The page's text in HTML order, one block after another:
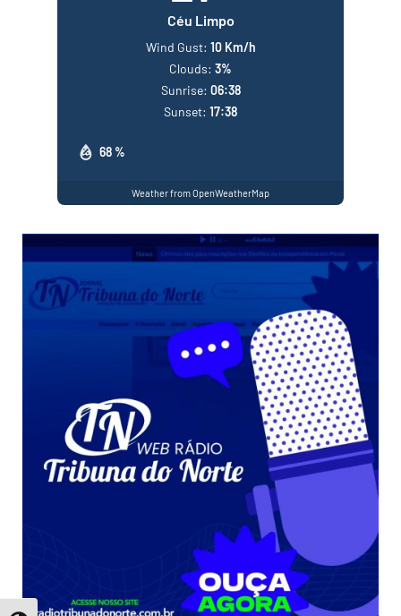
Céu Limpo
68 %
Wind Gust: 10 Km/h
Clouds: 3%
Sunrise: 06:38
Sunset: 17:38
Weather from OpenWeatherMap